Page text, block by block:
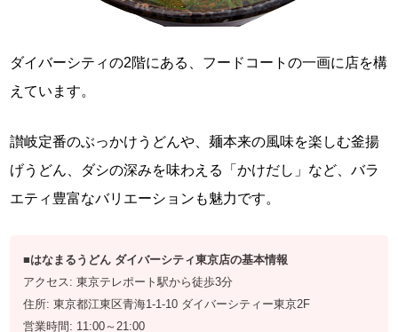
ダイバーシティの2階にある、フードコートの一画に店を構
えています。
讃岐定番のぶっかけうどんや、麺本来の風味を楽しむ釜揚
げうどん、ダシの深みを味わえる「かけだし」など、バラ
エティ豊富なバリエーションも魅力です。
■はなまるうどん ダイバーシティ東京店の基本情報
アクセス: 東京テレポート駅から徒歩3分
住所: 東京都江東区青海1-1-10 ダイバーシティー東京2F
営業時間: 11:00～21:00